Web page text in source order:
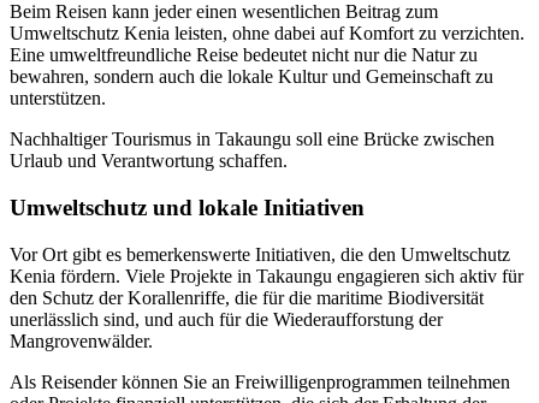
Beim Reisen kann jeder einen wesentlichen Beitrag zum
Umweltschutz Kenia leisten, ohne dabei auf Komfort zu verzichten.
Eine umweltfreundliche Reise bedeutet nicht nur die Natur zu
bewahren, sondern auch die lokale Kultur und Gemeinschaft zu
unterstützen.
Nachhaltiger Tourismus in Takaungu soll eine Brücke zwischen
Urlaub und Verantwortung schaffen.
Umweltschutz und lokale Initiativen
Vor Ort gibt es bemerkenswerte Initiativen, die den Umweltschutz
Kenia fördern. Viele Projekte in Takaungu engagieren sich aktiv für
den Schutz der Korallenriffe, die für die maritime Biodiversität
unerlässlich sind, und auch für die Wiederaufforstung der
Mangrovenwälder.
Als Reisender können Sie an Freiwilligenprogrammen teilnehmen